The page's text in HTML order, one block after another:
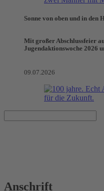
Sonne von oben und in den
Mit großer Abschlussfeier
Jugendaktionswoche 2026
09.07.2026
Anschrift